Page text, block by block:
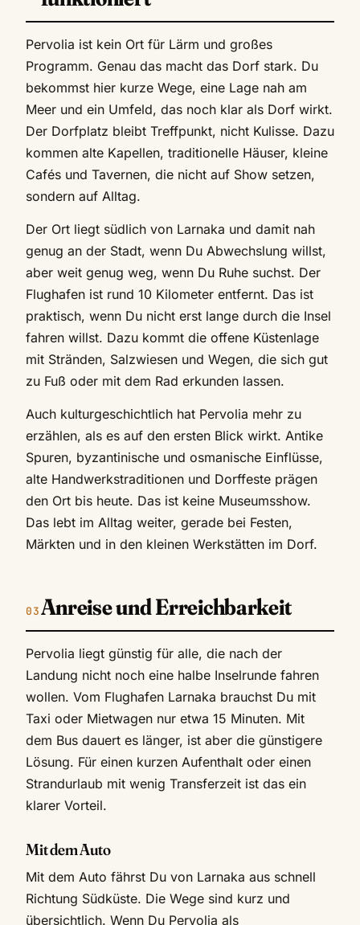
Pervolia ist kein Ort für Lärm und großes
Programm. Genau das macht das Dorf stark. Du
bekommst hier kurze Wege, eine Lage nah am
Meer und ein Umfeld, das noch klar als Dorf wirkt.
Der Dorfplatz bleibt Treffpunkt, nicht Kulisse. Dazu
kommen alte Kapellen, traditionelle Häuser, kleine
Cafés und Tavernen, die nicht auf Show setzen,
sondern auf Alltag.
Der Ort liegt südlich von Larnaka und damit nah
genug an der Stadt, wenn Du Abwechslung willst,
aber weit genug weg, wenn Du Ruhe suchst. Der
Flughafen ist rund 10 Kilometer entfernt. Das ist
praktisch, wenn Du nicht erst lange durch die Insel
fahren willst. Dazu kommt die offene Küstenlage
mit Stränden, Salzwiesen und Wegen, die sich gut
zu Fuß oder mit dem Rad erkunden lassen.
Auch kulturgeschichtlich hat Pervolia mehr zu
erzählen, als es auf den ersten Blick wirkt. Antike
Spuren, byzantinische und osmanische Einflüsse,
alte Handwerkstraditionen und Dorffeste prägen
den Ort bis heute. Das ist keine Museumsshow.
Das lebt im Alltag weiter, gerade bei Festen,
Märkten und in den kleinen Werkstätten im Dorf.
Anreise und Erreichbarkeit
Pervolia liegt günstig für alle, die nach der
Landung nicht noch eine halbe Inselrunde fahren
wollen. Vom Flughafen Larnaka brauchst Du mit
Taxi oder Mietwagen nur etwa 15 Minuten. Mit
dem Bus dauert es länger, ist aber die günstigere
Lösung. Für einen kurzen Aufenthalt oder einen
Strandurlaub mit wenig Transferzeit ist das ein
klarer Vorteil.
Mit dem Auto
Mit dem Auto fährst Du von Larnaka aus schnell
Richtung Südküste. Die Wege sind kurz und
übersichtlich. Wenn Du Pervolia als